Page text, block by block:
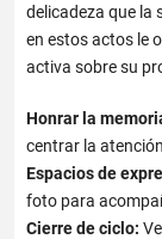
delicadeza que la
en estos actos le
activa sobre su
Honrar la
centrar la
Espacios de
foto para
Cierre de ciclo: